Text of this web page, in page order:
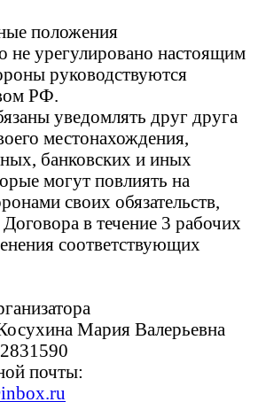
положения
не урегулировано настоящим
руководствуются
РФ.
уведомлять друг друга
местонахождения,
банковских и иных
могут повлиять на
своих обязательств,
в течение 3 рабочих
соответствующих
Мария Валерьевна
почты: